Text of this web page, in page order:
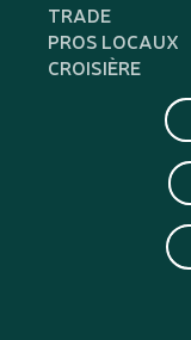
TRADE
PROS LOCAUX
CROISIÈRE